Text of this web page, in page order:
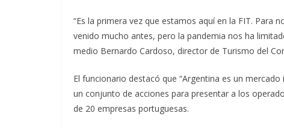
“Es la primera vez que estamos aquí en la FIT. Para
venido mucho antes, pero la pandemia nos ha
medio Bernardo Cardoso, director de Turismo del
El funcionario destacó que “Argentina es un
un conjunto de acciones para presentar a los
de 20 empresas portuguesas.